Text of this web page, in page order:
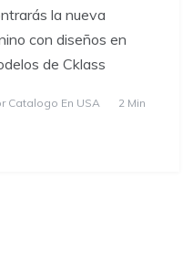
la nueva
con diseños en
de Cklass
Catalogo En USA
2 Min